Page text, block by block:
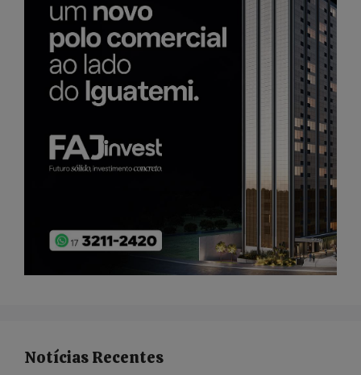
Notícias Recentes